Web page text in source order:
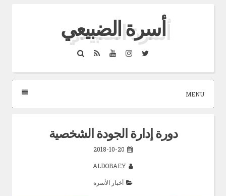
أسرة الضبيعي
Twitter
Instagram
YouTube
RSS
Search
MENU
دورة إدارة الجودة الشخصية
2018-10-20
ALDOBAEY
أخبار الأسرة